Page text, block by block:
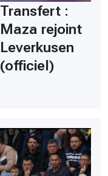
Transfert :
Maza rejoint
Leverkusen
(officiel)